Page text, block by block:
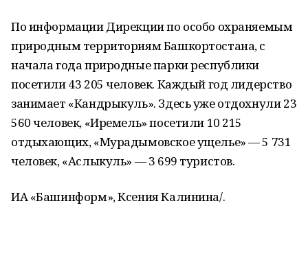
По информации Дирекции по особо охраняемым
природным территориям Башкортостана, с
начала года природные парки республики
посетили 43 205 человек. Каждый год лидерство
занимает «Кандрыкуль». Здесь уже отдохнули 23
560 человек, «Иремель» посетили 10 215
отдыхающих, «Мурадымовское ущелье» — 5 731
человек, «Аслыкуль» — 3 699 туристов.
ИА «Башинформ», Ксения Калинина/.